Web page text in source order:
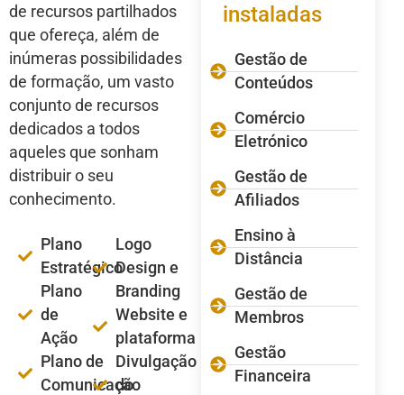
instaladas
Gestão de
Conteúdos
Comércio
Eletrónico
Gestão de
Afiliados
Ensino à
Distância
Gestão de
Membros
Gestão
Financeira
de recursos partilhados
que ofereça, além de
inúmeras possibilidades
de formação, um vasto
conjunto de recursos
dedicados a todos
aqueles que sonham
distribuir o seu
conhecimento.
Plano
Estratégico
Plano
de
Ação
Plano de
Comunicação
Logo
Design e
Branding
Website e
plataforma
Divulgação
do